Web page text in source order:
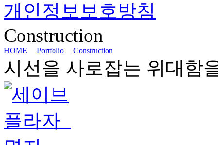
개인정보보호방침
Construction
HOME Portfolio Construction
시선을 사로잡는 위대함